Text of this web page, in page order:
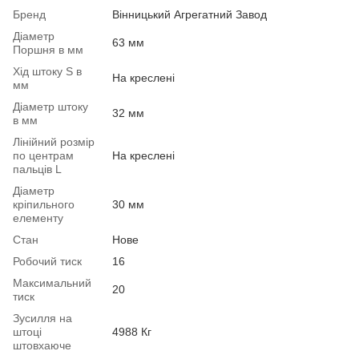
Бренд
Вінницький Агрегатний Завод
Діаметр
Поршня в мм
63 мм
Хід штоку S в
мм
На креслені
Діаметр штоку
в мм
32 мм
Лінійний розмір
по центрам
пальців L
На креслені
Діаметр
кріпильного
елементу
30 мм
Стан
Нове
Робочий тиск
16
Максимальний
тиск
20
Зусилля на
штоці
штовхаюче
4988 Кг